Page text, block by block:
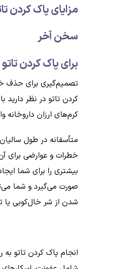
مزایای پاک کردن
سخن آخر
برای پاک کردن
تصمیم‌گیری برای حذف
کردن تاتو در نظر
کرم‌های ارزان داروخانه
متأسفانه در طول
خطرات و عوارضی برای
بیشتری را برای شما
صورت می‌گیرد و شما
شدن از شر خال‌کوبی یا
انجام پاک کردن تاتو